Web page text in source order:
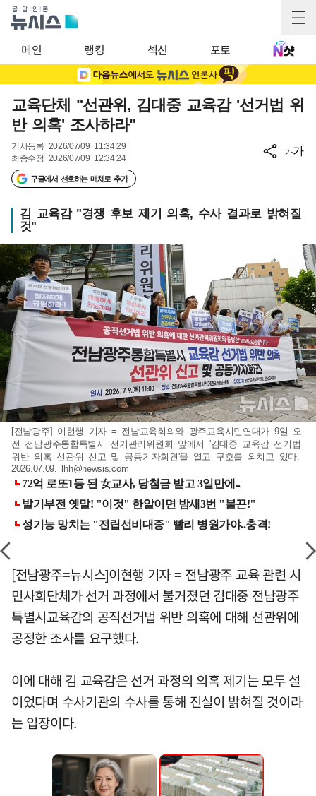
메인 랭킹 섹션 포토
교육단체 "선관위, 김대중 교육감 '선거법 위
반 의혹' 조사하라"
기사등록 2026/07/09 11:34:29
최종수정 2026/07/09 12:34:24
구글에서 선호하는 매체로 추가
가가
김 교육감 "경쟁 후보 제기 의혹, 수사 결과로 밝혀질
것"
[전남광주] 이현행 기자 = 전남교육회의와 광주교육시민연대가 9일 오
전 전남광주통합특별시 선거관리위원회 앞에서 '김대중 교육감 선거법
위반 의혹 선관위 신고 및 공동기자회견'을 열고 구호를 외치고 있다.
2026.07.09.
lhh@newsis.com
[전남광주=뉴시스]이현행 기자 = 전남광주 교육 관련 시
민사회단체가 선거 과정에서 불거졌던 김대중 전남광주
특별시교육감의 공직선거법 위반 의혹에 대해 선관위에
공정한 조사를 요구했다.
이에 대해 김 교육감은 선거 과정의 의혹 제기는 모두 설
이었다며 수사기관의 수사를 통해 진실이 밝혀질 것이라
는 입장이다.